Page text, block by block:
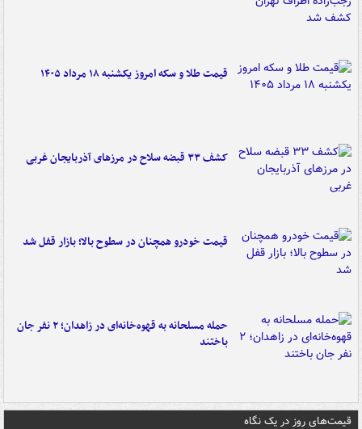
قیمت طلا و سکه امروز یکشنبه ۱۸ مرداد ۱۴۰۵
کشف ۳۳ قبضه سلاح در مرزهای آذربایجان غربی
قیمت خودرو همچنان در سطوح بالا؛ بازار قفل شد
حمله مسلحانه به قهوه‌خانه‌ای در زاهدان؛ ۲ نفر جان
باختند
قیمت‌های روز در یک نگاه